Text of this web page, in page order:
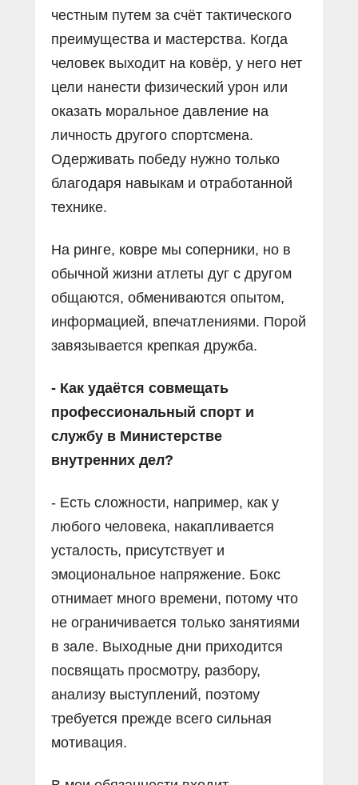
честным путем за счёт тактического
преимущества и мастерства. Когда
человек выходит на ковёр, у него нет
цели нанести физический урон или
оказать моральное давление на
личность другого спортсмена.
Одерживать победу нужно только
благодаря навыкам и отработанной
технике.
На ринге, ковре мы соперники, но в
обычной жизни атлеты дуг с другом
общаются, обмениваются опытом,
информацией, впечатлениями. Порой
завязывается крепкая дружба.
- Как удаётся совмещать
профессиональный спорт и
службу в Министерстве
внутренних дел?
- Есть сложности, например, как у
любого человека, накапливается
усталость, присутствует и
эмоциональное напряжение. Бокс
отнимает много времени, потому что
не ограничивается только занятиями
в зале. Выходные дни приходится
посвящать просмотру, разбору,
анализу выступлений, поэтому
требуется прежде всего сильная
мотивация.